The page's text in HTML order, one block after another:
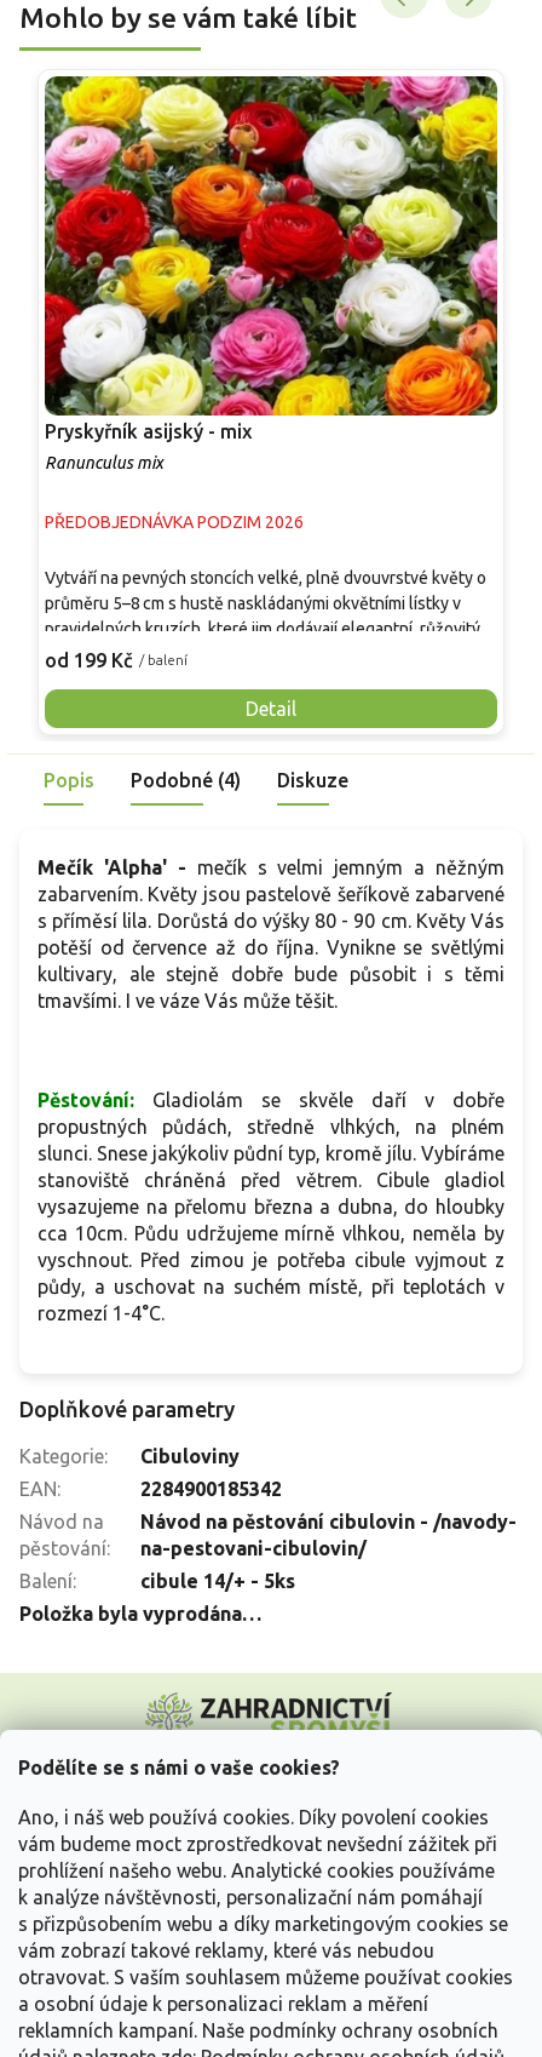
Podělíte se s námi o vaše cookies?
Ano, i náš web používá cookies. Díky povolení cookies
vám budeme moct zprostředkovat nevšední zážitek při
prohlížení našeho webu. Analytické cookies používáme
k analýze návštěvnosti, personalizační nám pomáhají
s přizpůsobením webu a díky marketingovým cookies se
vám zobrazí takové reklamy, které vás nebudou
otravovat. S vaším souhlasem můžeme používat cookies
a osobní údaje k personalizaci reklam a měření
reklamních kampaní. Naše podmínky ochrany osobních
Mohlo by se vám také líbit
Pryskyřník asijský - mix
Ranunculus mix
PŘEDOBJEDNÁVKA PODZIM 2026
od 199 Kč / balení
Detail
Vytváří na pevných stoncích velké, plně dvouvrstvé květy o
průměru 5–8 cm s hustě naskládanými okvětními lístky v
pravidelných kruzích, které jim dodávají elegantní, růžovitý
vzhled. Listy jsou tmavě zelené a jemně členěné, tvoří
postupně od dubna do června a nabízí dlouhou sezónu
barev v záhonech i nádobách. Hodí se do skupinových i
plošných výsadeb, dobře kombinovatelná s trvalkami i jinými
cibulovinami, je vhodná také k řezu do vázy.
Popis Podobné (4) Diskuze
Mečík 'Alpha' - mečík s velmi jemným a něžným
zabarvením. Květy jsou pastelově šeříkově zabarvené
s příměsí lila. Dorůstá do výšky 80 - 90 cm. Květy Vás
potěší od července až do října. Vynikne se světlými
kultivary, ale stejně dobře bude působit i s těmi
tmavšími. I ve váze Vás může těšit.
Pěstování:
Gladiolám se skvěle daří v dobře
propustných půdách, středně vlhkých, na plném
slunci. Snese jakýkoliv půdní typ, kromě jílu. Vybíráme
stanoviště chráněná před větrem. Cibule gladiol
vysazujeme na přelomu března a dubna, do hloubky
cca 10cm. Půdu udržujeme mírně vlhkou, neměla by
vyschnout. Před zimou je potřeba cibule vyjmout z
půdy, a uschovat na suchém místě, při teplotách v
rozmezí 1-4°C.
Doplňkové parametry
Kategorie:
Cibuloviny
EAN:
2284900185342
Návod na
pěstování:
Návod na pěstování cibulovin - /navody-
na-pestovani-cibulovin/
Balení:
cibule 14/+ - 5ks
Položka byla vyprodána…
p
Vše o nákupu
Informace pro Vás
Kontakujte nás